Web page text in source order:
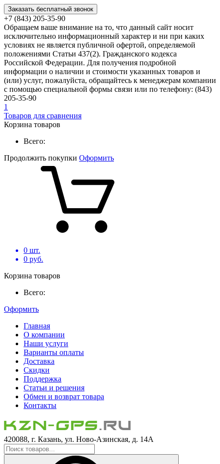
Заказать бесплатный звонок
+7 (843) 205-35-90
Обращаем ваше внимание на то, что данный сайт носит
исключительно информационный характер и ни при каких
условиях не является публичной офертой, определяемой
положениями Статьи 437(2). Гражданского кодекса
Российской Федерации. Для получения подробной
информации о наличии и стоимости указанных товаров и
(или) услуг, пожалуйста, обращайтесь к менеджерам компании
с помощью специальной формы связи или по телефону: (843)
205-35-90
1
Товаров для сравнения
Корзина товаров
Всего:
Продолжить покупки Оформить
0 шт.
0 руб.
Корзина товаров
Всего:
Оформить
Главная
О компании
Наши услуги
Варианты оплаты
Доставка
Скидки
Поддержка
Статьи и решения
Обмен и возврат товара
Контакты
420088, г. Казань, ул. Ново-Азинская, д. 14А